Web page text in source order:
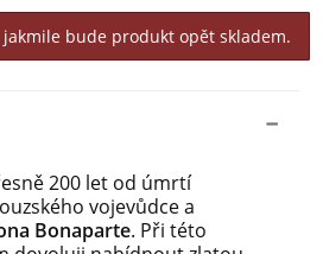
bude produkt opět skladem.
200 let od úmrtí
vojevůdce a
Bonaparte. Při této